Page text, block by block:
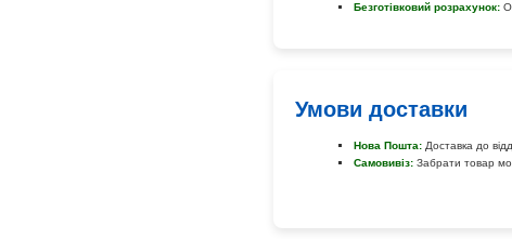
Безготівковий розрахунок:
Умови доставки
Нова Пошта: Доставка до
Самовивіз: Забрати товар